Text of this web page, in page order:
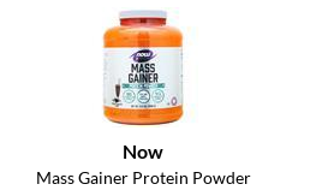
Now
Mass Gainer Protein Powder